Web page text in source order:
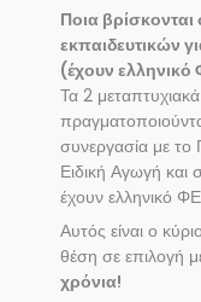
Ποια
εκπαιδευτικών
(έχουν
Τα 2
συνεργασία με
Ειδική Αγωγή και
έχουν ελληνικό
Αυτός είναι ο
θέση σε επιλογή
χρόνια!